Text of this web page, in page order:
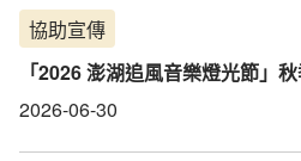
協助宣傳
「2026 澎湖追風音樂燈光節」
2026-06-30